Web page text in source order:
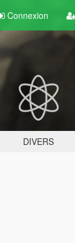
Connexion
DIVERS